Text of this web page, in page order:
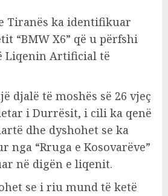
Tiranës ka identifikuar
“BMW X6” që u përfshi
Liqenin Artificial të
djalë të moshës së 26 vjeç
i Durrësit, i cili ka qenë
dhe dyshohet se ka
nga “Rruga e Kosovarëve”
në digën e liqenit.
se i riu mund të ketë